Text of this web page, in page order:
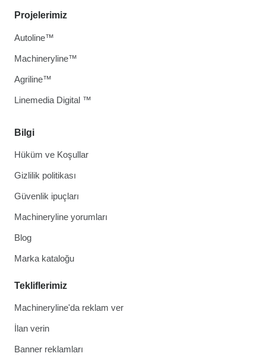
Bilgi
Hüküm ve Koşullar
Gizlilik politikası
Güvenlik ipuçları
Machineryline yorumları
Blog
Marka kataloğu
Tekliflerimiz
Machineryline'da reklam ver
İlan verin
Banner reklamları
Projelerimiz
Autoline™
Machineryline™
Agriline™
Linemedia Digital ™